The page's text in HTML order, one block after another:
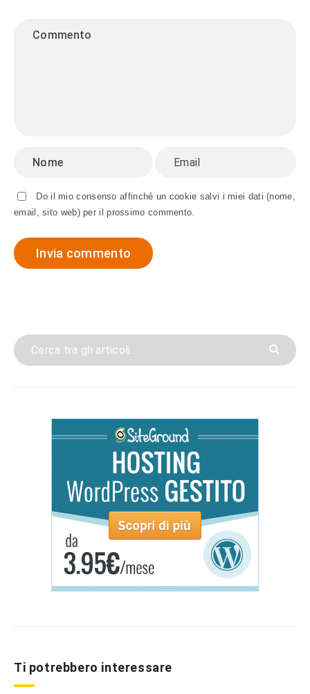
Do il mio consenso affinché un cookie salvi i miei dati (nome,
email, sito web) per il prossimo commento.
Ti potrebbero interessare